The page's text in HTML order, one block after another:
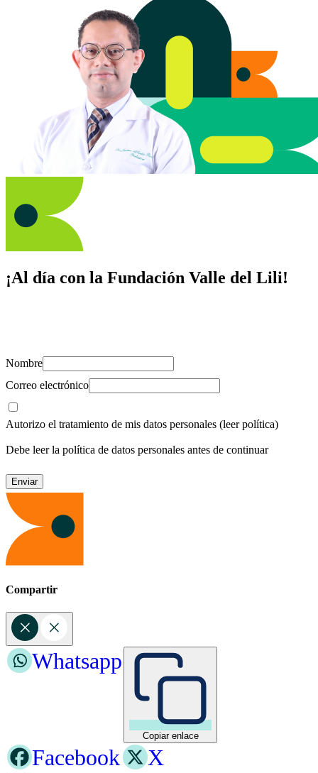
¡Al día con la Fundación Valle del Lili!
Nombre
Correo electrónico
Autorizo el tratamiento de mis datos personales (leer política)
Debe leer la política de datos personales antes de continuar
Compartir
Copiar enlace
Whatsapp
Facebook
X